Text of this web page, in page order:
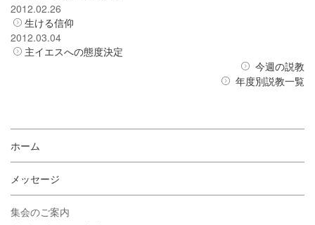
2012.02.26
生ける信仰
2012.03.04
主イエスへの態度決定
今週の説教
年度別説教一覧
ホーム
メッセージ
集会のご案内